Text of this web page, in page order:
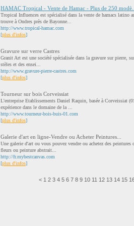
HAMAC Tropical - Vente de Hamac - Plus de 250 modè...
Tropical Influences est spécialisé dans la vente de hamacs latino
trouve à Ondres près de Bayonne...
http://www.tropical-hamac.com
[plus d'infos]
Gravure sur verre Castres
Granit Art est une société spécialisée dans la gravure sur pierre,
stèles et des ensei...
http://www.gravure-pierre-castres.com
[plus d'infos]
Tourneur sur bois Corveissiat
L'entreprise Etablissements Daniel Raquin, basée à Corveissiat
expérience dans le domaine de la ...
http://www.tourneur-bois-buis-01.com
[plus d'infos]
Galerie d'art en ligne-Vendre ou Acheter Peintures...
Une galerie d'art ou vous pouvez vendre ou achetez des
fleurs ou peinture abstrait...
http://fr.mybestcanvas.com
[plus d'infos]
< 1 2 3 4 5 6 7 8 9 10 11 12 13 14 15